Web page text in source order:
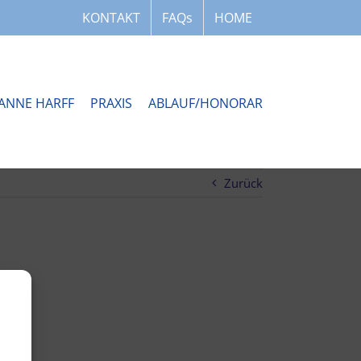
KONTAKT FAQs HOME
HARFF PRAXIS ABLAUF/HONORAR
Zurück